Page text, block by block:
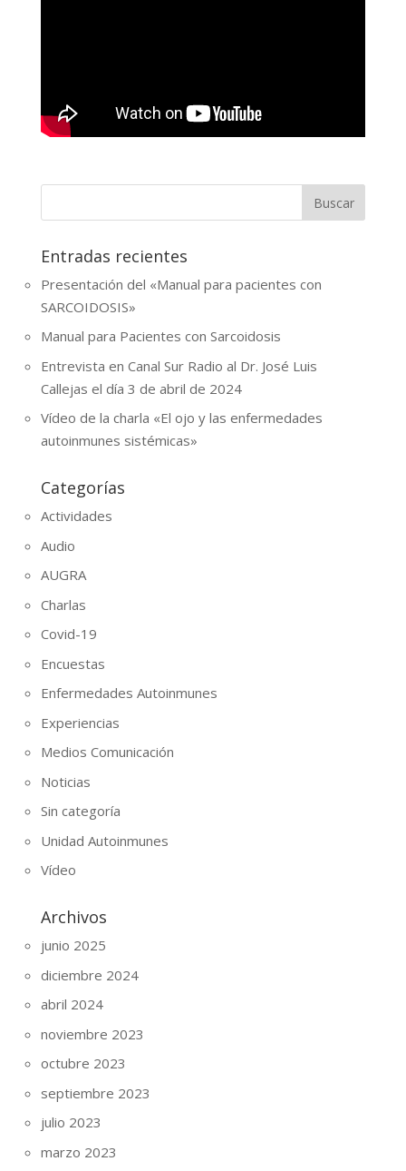
Entradas recientes
Presentación del «Manual para pacientes con
SARCOIDOSIS»
Manual para Pacientes con Sarcoidosis
Entrevista en Canal Sur Radio al Dr. José Luis
Callejas el día 3 de abril de 2024
Vídeo de la charla «El ojo y las enfermedades
autoinmunes sistémicas»
Categorías
Actividades
Audio
AUGRA
Charlas
Covid-19
Encuestas
Enfermedades Autoinmunes
Experiencias
Medios Comunicación
Noticias
Sin categoría
Unidad Autoinmunes
Vídeo
Archivos
junio 2025
diciembre 2024
abril 2024
noviembre 2023
octubre 2023
septiembre 2023
julio 2023
marzo 2023